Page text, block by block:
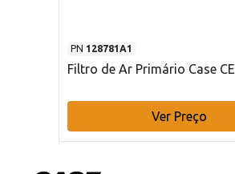
PN 128781A1
Filtro de Ar Primário Case CE
Ver Preço